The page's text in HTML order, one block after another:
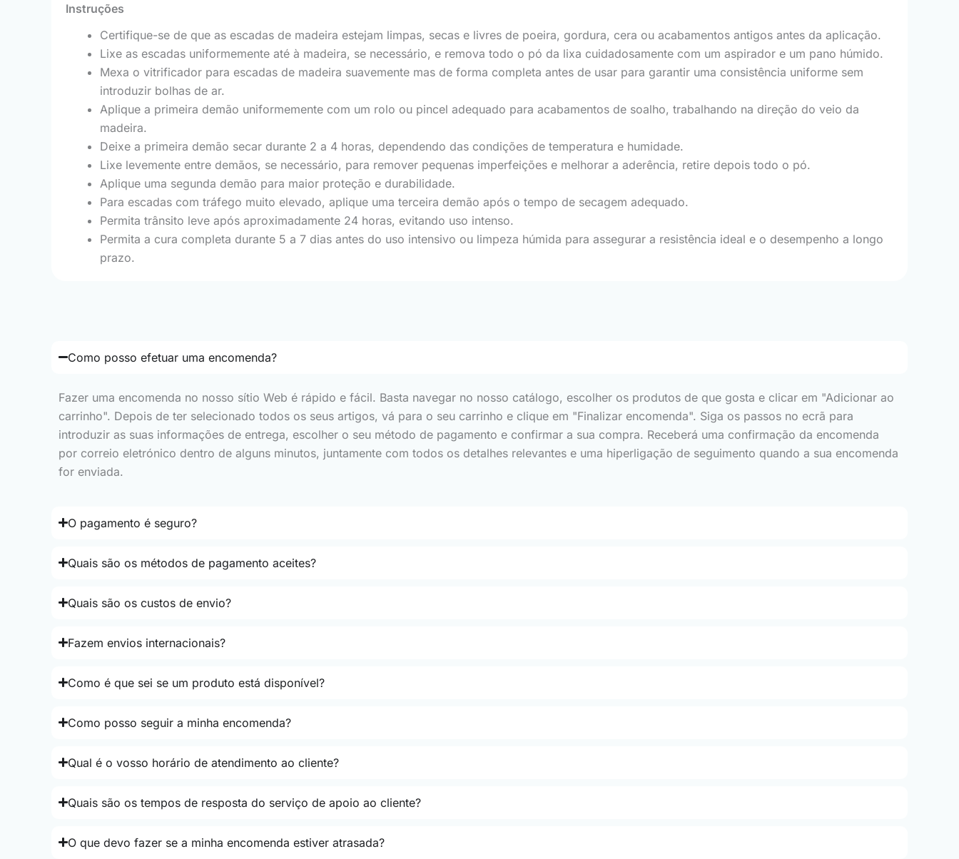
Instruções
Certifique-se de que as escadas de madeira estejam limpas, secas e livres de poeira, gordura, cera ou acabamentos antigos antes da aplicação.
Lixe as escadas uniformemente até à madeira, se necessário, e remova todo o pó da lixa cuidadosamente com um aspirador e um pano húmido.
Mexa o vitrificador para escadas de madeira suavemente mas de forma completa antes de usar para garantir uma consistência uniforme sem
introduzir bolhas de ar.
Aplique a primeira demão uniformemente com um rolo ou pincel adequado para acabamentos de soalho, trabalhando na direção do veio da
madeira.
Deixe a primeira demão secar durante 2 a 4 horas, dependendo das condições de temperatura e humidade.
Lixe levemente entre demãos, se necessário, para remover pequenas imperfeições e melhorar a aderência, retire depois todo o pó.
Aplique uma segunda demão para maior proteção e durabilidade.
Para escadas com tráfego muito elevado, aplique uma terceira demão após o tempo de secagem adequado.
Permita trânsito leve após aproximadamente 24 horas, evitando uso intenso.
Permita a cura completa durante 5 a 7 dias antes do uso intensivo ou limpeza húmida para assegurar a resistência ideal e o desempenho a longo
prazo.
Como posso efetuar uma encomenda?
Fazer uma encomenda no nosso sítio Web é rápido e fácil. Basta navegar no nosso catálogo, escolher os produtos de que gosta e clicar em "Adicionar ao
carrinho". Depois de ter selecionado todos os seus artigos, vá para o seu carrinho e clique em "Finalizar encomenda". Siga os passos no ecrã para
introduzir as suas informações de entrega, escolher o seu método de pagamento e confirmar a sua compra. Receberá uma confirmação da encomenda
por correio eletrónico dentro de alguns minutos, juntamente com todos os detalhes relevantes e uma hiperligação de seguimento quando a sua encomenda
for enviada.
O pagamento é seguro?
Quais são os métodos de pagamento aceites?
Quais são os custos de envio?
Fazem envios internacionais?
Como é que sei se um produto está disponível?
Como posso seguir a minha encomenda?
Qual é o vosso horário de atendimento ao cliente?
Quais são os tempos de resposta do serviço de apoio ao cliente?
O que devo fazer se a minha encomenda estiver atrasada?